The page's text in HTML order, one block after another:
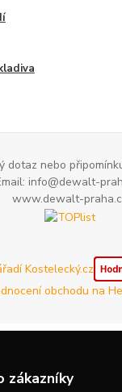
dotaz nebo
info@dewalt-
www.dewalt-
zákazníky